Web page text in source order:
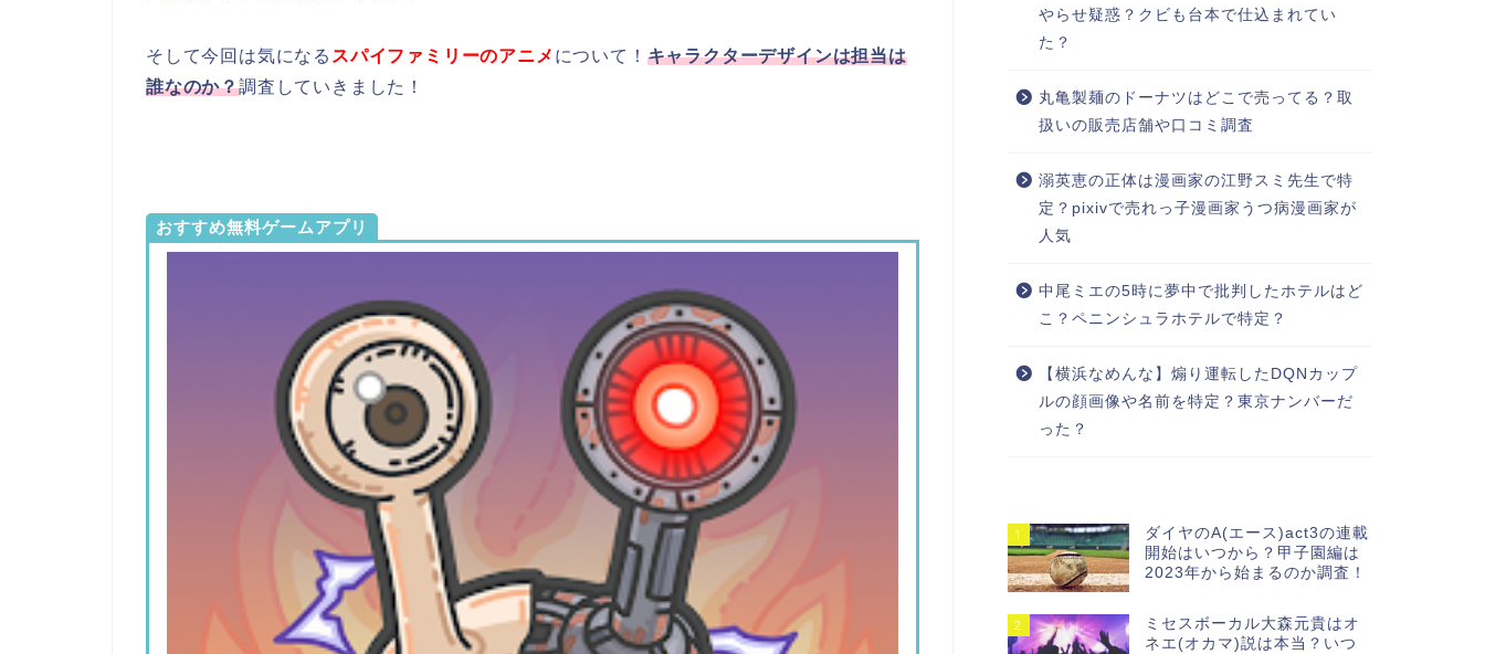
そして今回は気になる スパイファミリーのアニメ について！ キャラクターデザインは担当は
誰なのか？調査していきました！
おすすめ無料ゲームアプリ
やらせ疑惑？クビも台本で仕込まれてい
た？
丸亀製麺のドーナツはどこで売ってる？取
扱いの販売店舗や口コミ調査
溺英恵の正体は漫画家の江野スミ先生で特
定？pixivで売れっ子漫画家うつ病漫画家が
人気
中尾ミエの5時に夢中で批判したホテルはど
こ？ペニンシュラホテルで特定？
【横浜なめんな】煽り運転したDQNカップ
ルの顔画像や名前を特定？東京ナンバーだ
った？
1
ダイヤのA(エース)act3の連載
開始はいつから？甲子園編は
2023年から始まるのか調査！
2
ミセスボーカル大森元貴はオ
ネエ(オカマ)説は本当？いつ